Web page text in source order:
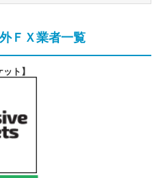
ＦＸ業者一覧
ット 】